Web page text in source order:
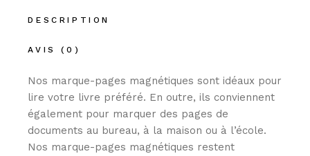
DESCRIPTION
AVIS (0)
Nos marque-pages magnétiques sont idéaux pour
lire votre livre préféré. En outre, ils conviennent
également pour marquer des pages de
documents au bureau, à la maison ou à l’école.
Nos marque-pages magnétiques restent